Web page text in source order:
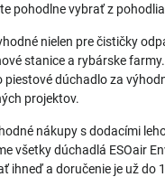
pohodlne vybrať z
nielen pre čističky
stanice a rybárske
piestové dúchadlo za
projektov.
nákupy s dodacími
všetky dúchadlá ESOair
ihneď a doručenie je už do